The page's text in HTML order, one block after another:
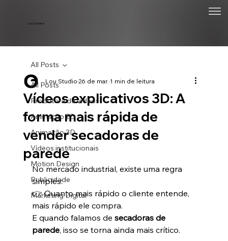
Lou Studios
All Posts
Produtora de vídeos
Animação 2D
Animação 3D
Vídeos institucionais
Motion Design
Publicidade
Marketing Digital
All Posts
Vídeos explicativos 3D: A
forma mais rápida de
vender secadoras de
parede
Lou Studio26 de mar.1 min de leitura
No mercado industrial, existe uma regra
simples:
👉 Quanto mais rápido o cliente entende,
mais rápido ele compra.
E quando falamos de secadoras de
parede, isso se torna ainda mais crítico.